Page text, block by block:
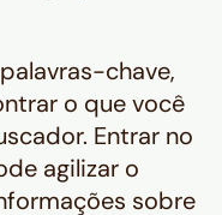
chave,
o que você
Entrar no
agilizar o
sobre